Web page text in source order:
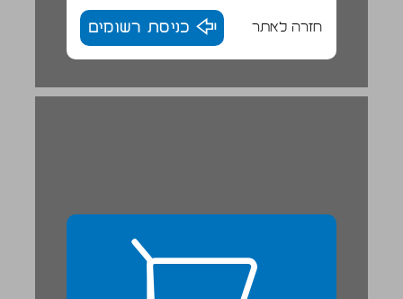
חזרה לאתר כניסת רשומים
פרק 2 - הפיתוח הרעיוני של קידום בריאות: אמנות והצהרות בינלאומיות ... 29